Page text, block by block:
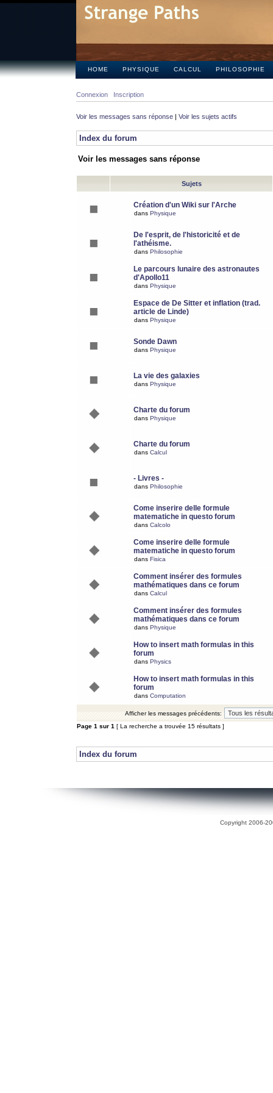
HOME PHYSIQUE CALCUL PHILOSOPHIE
Connexion Inscription
Voir les messages sans réponse | Voir les sujets actifs
Index du forum
Voir les messages sans réponse
Sujets
Création d'un Wiki sur l'Arche
dans Physique
De l'esprit, de l'historicité et de
l'athéisme.
dans Philosophie
Le parcours lunaire des astronautes
d'Apollo11
dans Physique
Espace de De Sitter et inflation (trad.
article de Linde)
dans Physique
Sonde Dawn
dans Physique
La vie des galaxies
dans Physique
Charte du forum
dans Physique
Charte du forum
dans Calcul
- Livres -
dans Philosophie
Come inserire delle formule
matematiche in questo forum
dans Calcolo
Come inserire delle formule
matematiche in questo forum
dans Fisica
Comment insérer des formules
mathématiques dans ce forum
dans Calcul
Comment insérer des formules
mathématiques dans ce forum
dans Physique
How to insert math formulas in this
forum
dans Physics
How to insert math formulas in this
forum
dans Computation
Afficher les messages précédents:
Page 1 sur 1 [ La recherche a trouvée 15 résultats ]
Index du forum
Copyright 2006-